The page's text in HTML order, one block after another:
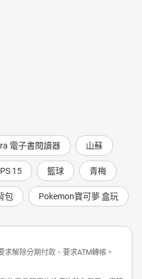
電子書閱讀器 山蘇
15 籃球 青梅
包 Pokemon寶可夢 盒玩
解除分期付款、要求ATM轉帳。